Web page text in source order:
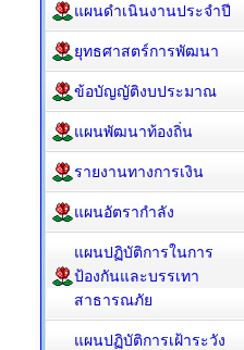
แผนดำเนินงานประจำปี
ยุทธศาสตร์การพัฒนา
ข้อบัญญัติงบประมาณ
แผนพัฒนาท้องถิ่น
รายงานทางการเงิน
แผนอัตรากำลัง
แผนปฏิบัติการในการ
ป้องกันและบรรเทา
สาธารณภัย
แผนปฏิบัติการเฝ้าระวัง